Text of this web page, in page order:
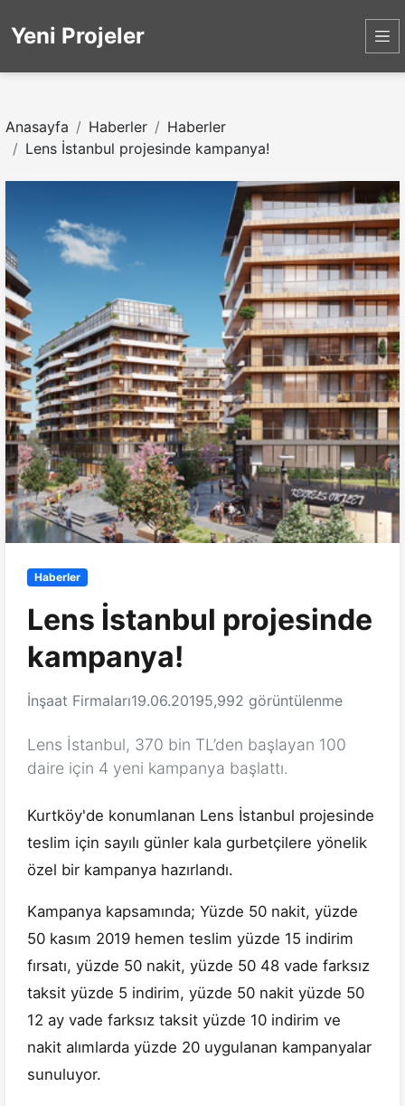
Yeni Projeler
Anasayfa Haberler
Haberler
Lens İstanbul projesinde kampanya!
Haberler
Lens İstanbul projesinde
kampanya!
İnşaat Firmaları19.06.20195,992 görüntülenme
Lens İstanbul, 370 bin TL’den başlayan 100
daire için 4 yeni kampanya başlattı.
Kurtköy'de konumlanan Lens İstanbul projesinde
teslim için sayılı günler kala gurbetçilere yönelik
özel bir kampanya hazırlandı.
Kampanya kapsamında; Yüzde 50 nakit, yüzde
50 kasım 2019 hemen teslim yüzde 15 indirim
fırsatı, yüzde 50 nakit, yüzde 50 48 vade farksız
taksit yüzde 5 indirim, yüzde 50 nakit yüzde 50
12 ay vade farksız taksit yüzde 10 indirim ve
nakit alımlarda yüzde 20 uygulanan kampanyalar
sunuluyor.